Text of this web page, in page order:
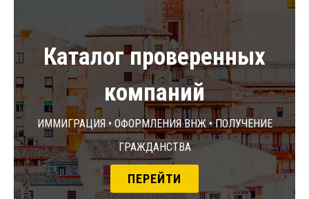
Каталог проверенных
компаний
Иммиграция • Оформления ВНЖ • Получение
гражданства
ПЕРЕЙТИ